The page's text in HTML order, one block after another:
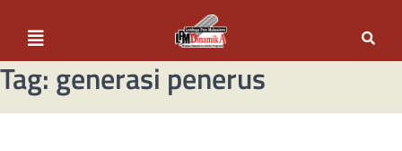
Tag: generasi penerus